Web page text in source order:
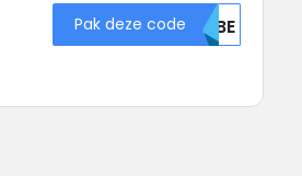
Pak deze code VFBE